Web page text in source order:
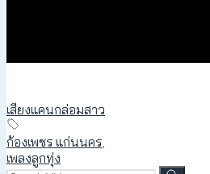
เสียงแคนกล่อมสาว
ก้องเพชร แก่นนคร,
เพลงลูกทุ่ง